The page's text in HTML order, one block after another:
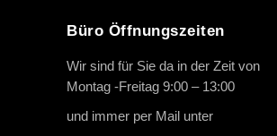
Büro Öffnungszeiten
Wir sind für Sie da in der Zeit von
Montag -Freitag 9:00 – 13:00
und immer per Mail unter